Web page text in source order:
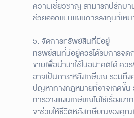
ความเชี่ยวชาญ สามารถปรึกษา
ช่วยออกแบบแผนการลงทุนที่เห
5. จัดการทรัพย์สินที่มีอยู่
ทรัพย์สินที่มีอยู่ควรได้รับการจัดก
ขายเพื่อนำมาใช้ในอนาคตได้ ค
อาจเป็นภาระหลังเกษียณ รวมถึ
ปัญหาทางกฎหมายที่อาจเกิดขึ้น
การวางแผนเกษียณไม่ใช่เรื่องย
จะช่วยให้ชีวิตหลังเกษียณของคุณ